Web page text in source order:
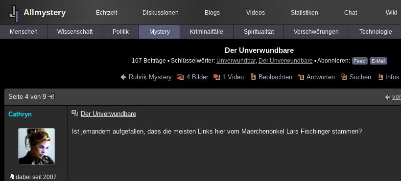
Allmystery Echtzeit Diskussionen Blogs Videos Statistiken Chat Wiki
Menschen Wissenschaft Politik Mystery Kriminalfälle Spiritualität Verschwörungen Technologie
Der Unverwundbare
167 Beiträge ▪ Schlüsselwörter: Unverwundbar, Der Unverwundbare ▪ Abonnieren: Feed E-Mail
Rubrik Mystery 4 Bilder 1 Video Beobachten Antworten Suchen Infos
Seite 4 von 9
Cathryn
dabei seit 2007
Der Unverwundbare
Ist jemandem aufgefallen, dass die meisten Links hier vom Maerchenonkel Lars Fischinger stammen?